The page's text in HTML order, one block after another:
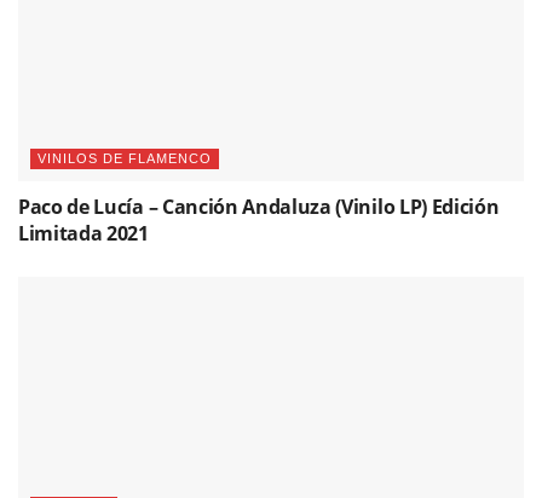
VINILOS DE FLAMENCO
Paco de Lucía – Canción Andaluza (Vinilo LP) Edición
Limitada 2021